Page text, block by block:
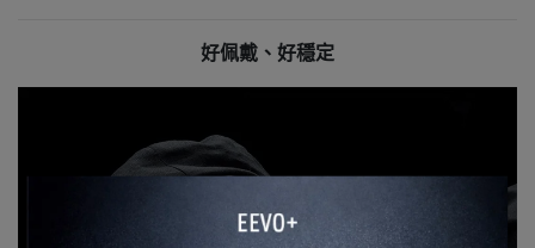
好佩戴、好穩定